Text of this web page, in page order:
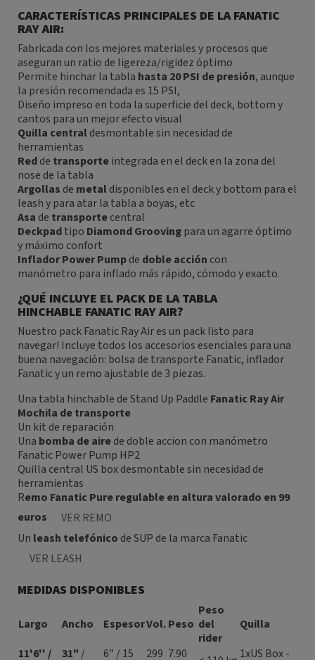
CARACTERÍSTICAS PRINCIPALES DE LA FANATIC
RAY AIR:
Fabricada con los mejores materiales y procesos que
aseguran un ratio de ligereza/rigidez óptimo
Permite hinchar la tabla hasta 20 PSI de presión, aunque
la presión recomendada es 15 PSI,
Diseño impreso en toda la superficie del deck, bottom y
cantos para un mejor efecto visual
Quilla centraldesmontable sin necesidad de
herramientas
Redde transporteintegrada en el deck en la zona del
nose de la tabla
Argollas de metaldisponibles en el deck y bottom para el
leash y para atar la tabla a boyas, etc
Asa de transportecentral
Deckpadtipo DiamondGroovingpara un agarre óptimo
y máximo confort
InfladorPowerPumpde dobleacción con
manómetro para inflado más rápido, cómodo y exacto.
¿QUÉ INCLUYE EL PACK DE LA TABLA
HINCHABLE FANATIC RAY AIR?
Nuestro pack Fanatic Ray Air es un pack listo para
navegar! Incluye todos los accesorios esenciales para una
buena navegación: bolsa de transporte Fanatic, inflador
Fanatic y un remo ajustable de 3 piezas.
Una tabla hinchable de Stand Up Paddle Fanatic Ray Air
Mochila de transporte
Un kit de reparación
Una bomba de airede doble accion con manómetro
Fanatic Power Pump HP2
Quilla central US box desmontable sin necesidad de
herramientas
Remo Fanatic Pure regulable en altura valorado en 99
euros
VER REMO
Un leash telefónico de SUP de la marca Fanatic
VER LEASH
MEDIDAS DISPONIBLES
Largo Ancho EspesorVol.Peso
Peso
del
rider
Quilla
11'6'' / 31" / 6” / 15 299 7.90 1xUS Box -